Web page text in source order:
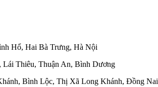
Hổ, Hai Bà Trưng, Hà Nội
Lái Thiêu, Thuận An, Bình Dương
Bình Lộc, Thị Xã Long Khánh, Đồng Nai